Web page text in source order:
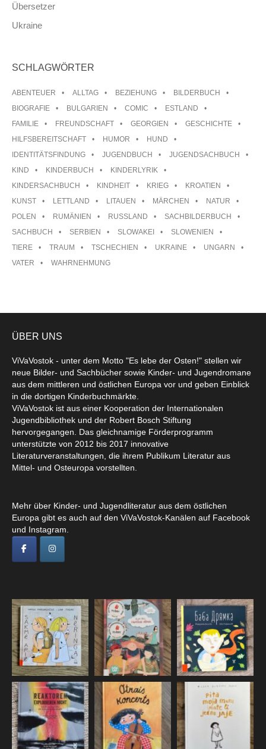
Übersetzer
Ukraine
SCHLAGWÖRTER
ABENTEUER ALLTAG BEZIEHUNG
BILDERBUCH
BIOGRAFIE
BULGARIEN COMIC
ESTLAND
FAMILIE
FREUNDSCHAFT GEORGIEN
GESCHICHTE
HILFSBEREITSCHAFT
HUMOR
HUND
IDENTITÄTSFINDUNG
JUGENDBUCH
JUGENDSACHBUCH
KIND
KINDERBUCH
KINDERLYRIK
KINDERSACHBUCH
KINDHEIT KRIEG
KROATIEN
KUNST
LETTLAND LITAUEN MÄRCHEN
NATUR
POLEN
RUMÄNIEN RUSSLAND
SACHBILDERBUCH
SACHBUCH
SERBIEN SLOWAKEI
SLOWENIEN
TIERE
TRAUM TSCHECHIEN UKRAINE
UNGARN
VATER
WAHRNEHMUNG
ÜBER UNS
ViVaVostok - unter dem Motto "Es lebe der Osten!" stellen wir
neue Bilder- und Sachbücher sowie Kinder- und Jugendromane
aus dem mittleren und östlichen Europa vor und geben Einblick
in die dortigen Kinderbuchmärkte.
ViVaVostok ist aus einer Kooperation der Internationalen
Jugendbibliothek und der Robert Bosch Stiftung
hervorgegangen. Das gleichnamige Förderprogramm
unterstützte von 2012 bis 2017 innovative
Literaturveranstaltungen, die ihrem Publikum Literatur aus
Mittel- und Osteuropa vorstellten.
Mehr über Kinder- und Jugendliteratur aus dem östlichen
Europa gibt es auch auf den ViVaVostok-Kanälen auf Facebook
und Instagram.